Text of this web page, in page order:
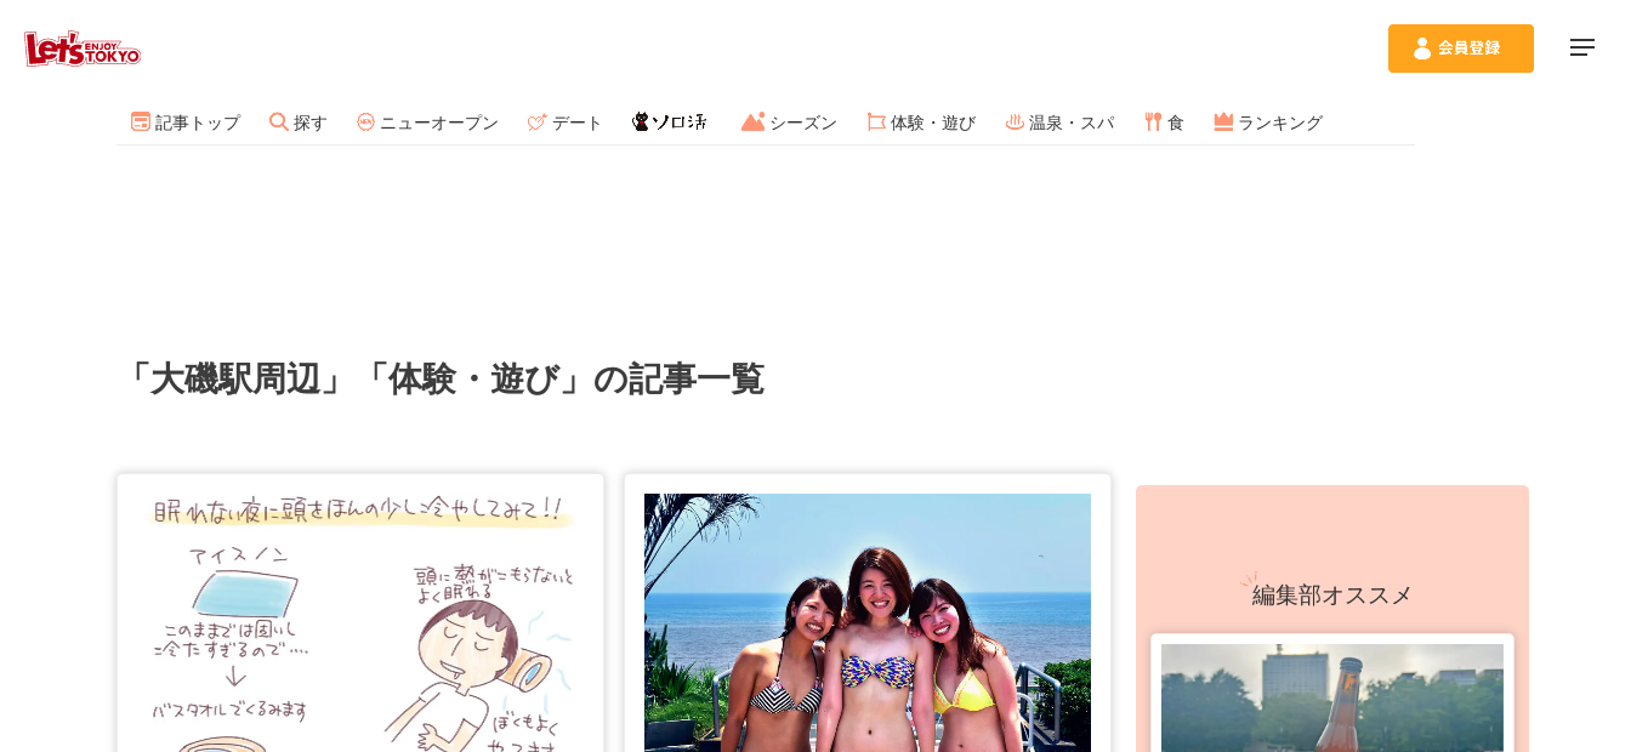
記事トップ 探す ニューオープン デート シーズン 体験・遊び 温泉・スパ 食 ランキング
「大磯駅周辺」「体験・遊び」の記事一覧
編集部オススメ